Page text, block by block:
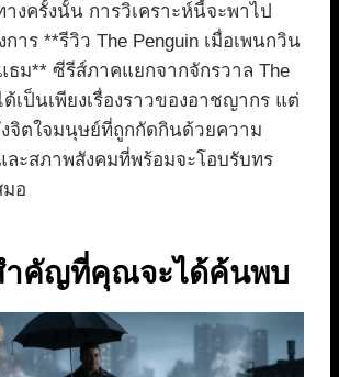
งครั้งนั้น การวิเคราะห์นี้จะพาไป
การ **รีวิว The Penguin เมื่อเพนกวิน
ธม** ซีรีส์ภาคแยกจากจักรวาล The
ด้เป็นเพียงเรื่องราวของอาชญากร แต่
จิตใจมนุษย์ที่ถูกกัดกินด้วยความ
ละสภาพสังคมที่พร้อมจะโอบรับทร
อ
ำคัญที่คุณจะได้ค้นพบ